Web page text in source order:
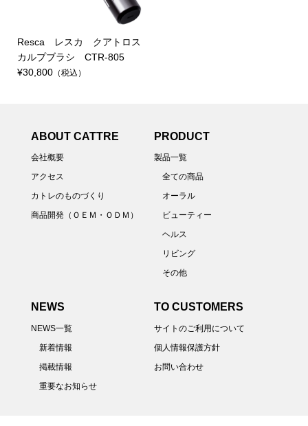
Resca レスカ クアトロス
カルプブラシ CTR-805
¥30,800（税込）
ABOUT CATTRE
会社概要
アクセス
カトレのものづくり
商品開発（ＯＥＭ・ＯＤＭ）
PRODUCT
製品一覧
全ての商品
オーラル
ビューティー
ヘルス
リビング
その他
NEWS
NEWS一覧
新着情報
掲載情報
重要なお知らせ
TO CUSTOMERS
サイトのご利用について
個人情報保護方針
お問い合わせ